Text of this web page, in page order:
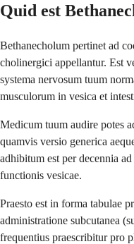
Quid est
Bethanecholum pertinet ad
cholinergici appellantur. Est
systema nervosum tuum
musculorum in vesica et
Medicum tuum audire potes
quamvis versio generica
adhibitum est per decennia
functionis vesicae.
Praesto est in forma tabulae
administratione subcutanea
frequentius praescribitur pro